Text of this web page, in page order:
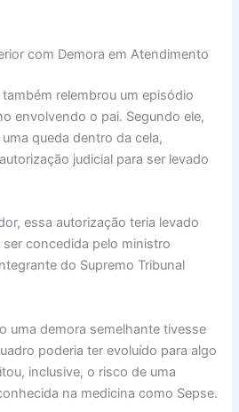
com Demora em Atendimento
relembrou um episódio
envolvendo o pai. Segundo ele,
queda dentro da cela,
judicial para ser levado
essa autorização teria levado
concedida pelo ministro
do Supremo Tribunal
uma demora semelhante tivesse
poderia ter evoluído para algo
inclusive, o risco de uma
na medicina como Sepse.